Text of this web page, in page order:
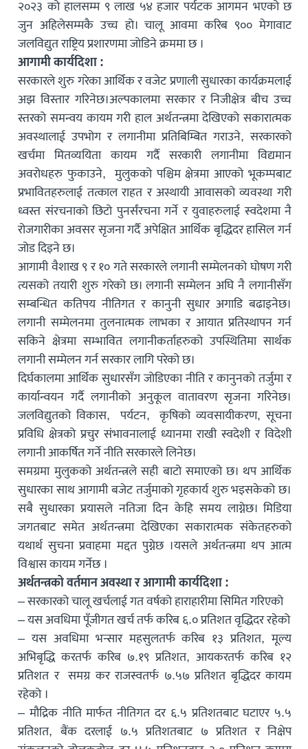
२०२३ को हालसम्म ९ लाख ५४ हजार पर्यटक आगमन भएको छ
जुन अहिलेसम्मकै उच्च हो। चालू आवमा करिब ९०० मेगावाट
जलविद्युत राष्ट्रिय प्रशारणमा जोडिने क्रममा छ ।
आगामी कार्यदिशा :
सरकारले शुरु गरेका आर्थिक र वजेट प्रणाली सुधारका कार्यक्रमलाई
अझ विस्तार गरिनेछ।अल्पकालमा सरकार र निजीक्षेत्र बीच उच्च
स्तरको समन्वय कायम गरी हाल अर्थतन्त्रमा देखिएको सकारात्मक
अवस्थालाई उपभोग र लगानीमा प्रतिबिम्बित गराउने, सरकारको
खर्चमा मितव्ययिता कायम गर्दै सरकारी लगानीमा विद्यमान
अवरोधहरु फुकाउने, मुलुकको पश्चिम क्षेत्रमा आएको भूकम्पबाट
प्रभावितहरुलाई तत्काल राहत र अस्थायी आवासको व्यवस्था गरी
ध्वस्त संरचनाको छिटो पुनर्संरचना गर्ने र युवाहरुलाई स्वदेशमा नै
रोजगारीका अवसर सृजना गर्दै अपेक्षित आर्थिक बृद्धिदर हासिल गर्न
जोड दिइने छ।
आगामी वैशाख ९ र १० गते सरकारले लगानी सम्मेलनको घोषण गरी
त्यसको तयारी शुरु गरेको छ। लगानी सम्मेलन अघि नै लगानीसँग
सम्बन्धित कतिपय नीतिगत र कानुनी सुधार अगाडि बढाइनेछ।
लगानी सम्मेलनमा तुलनात्मक लाभका र आयात प्रतिस्थापन गर्न
सकिने क्षेत्रमा सम्भावित लगानीकर्ताहरुको उपस्थितिमा सार्थक
लगानी सम्मेलन गर्न सरकार लागि परेको छ।
दिर्घकालमा आर्थिक सुधारसँग जोडिएका नीति र कानुनको तर्जुमा र
कार्यान्वयन गर्दै लगानीको अनुकूल वातावरण सृजना गरिनेछ।
जलविद्युतको विकास, पर्यटन, कृषिको व्यवसायीकरण, सूचना
प्रविधि क्षेत्रको प्रचुर संभावनालाई ध्यानमा राखी स्वदेशी र विदेशी
लगानी आकर्षित गर्ने नीति सरकारले लिनेछ।
समग्रमा मुलुकको अर्थतन्त्रले सही बाटो समाएको छ। थप आर्थिक
सुधारका साथ आगामी बजेट तर्जुमाको गृहकार्य शुरु भइसकेको छ।
सबै सुधारका प्रयासले नतिजा दिन केहि समय लाग्नेछ। मिडिया
जगतबाट समेत अर्थतन्त्रमा देखिएका सकारात्मक संकेतहरुको
यथार्थ सुचना प्रवाहमा मद्दत पुग्नेछ ।यसले अर्थतन्त्रमा थप आत्म
विश्वास कायम गर्नेछ ।
अर्थतन्त्रको वर्तमान अवस्था र आगामी कार्यदिशा :
– सरकारको चालू खर्चलाई गत वर्षको हाराहारीमा सिमित गरिएको
– यस अवधिमा पूँजीगत खर्च तर्फ करिब ६.० प्रतिशत वृद्धिदर रहेको
– यस अवधिमा भन्सार महसुलतर्फ करिब १३ प्रतिशत, मूल्य
अभिबृद्धि करतर्फ करिब ७.१९ प्रतिशत, आयकरतर्फ करिब १२
प्रतिशत र समग्र कर राजस्वतर्फ ७.५७ प्रतिशत बृद्धिदर कायम
रहेको ।
– मौद्रिक नीति मार्फत नीतिगत दर ६.५ प्रतिशतबाट घटाएर ५.५
प्रतिशत, बैंक दरलाई ७.५ प्रतिशतबाट ७ प्रतिशत र निक्षेप